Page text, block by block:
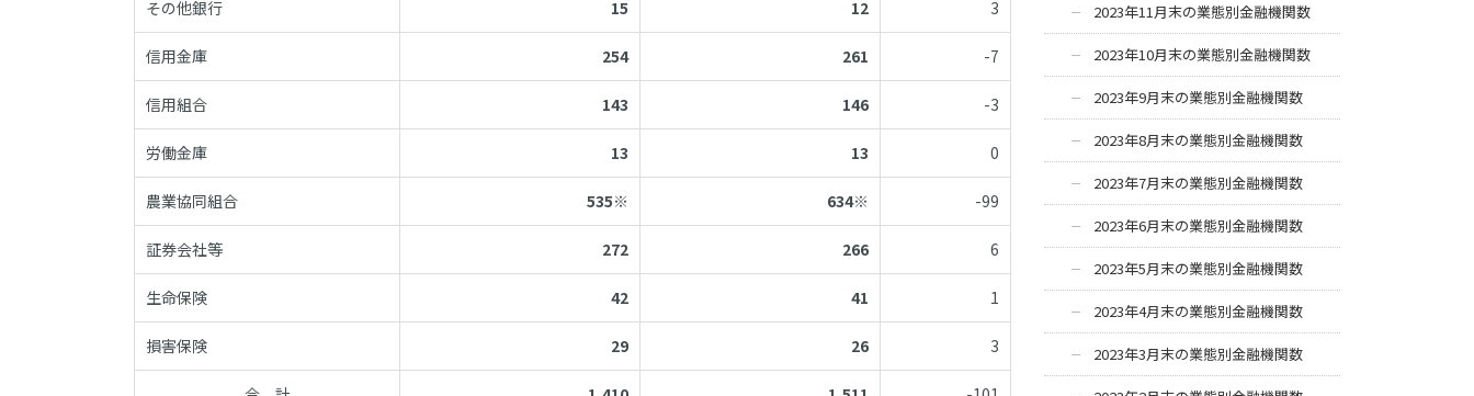
その他銀行 15 12 3
信用金庫 254 261 -7
信用組合 143 146 -3
労働金庫 13 13 0
農業協同組合 535※ 634※ -99
証券会社等 272 266 6
生命保険 42 41 1
損害保険 29 26 3
2023年11月末の業態別金融機関数
2023年10月末の業態別金融機関数
2023年9月末の業態別金融機関数
2023年8月末の業態別金融機関数
2023年7月末の業態別金融機関数
2023年6月末の業態別金融機関数
2023年5月末の業態別金融機関数
2023年4月末の業態別金融機関数
2023年3月末の業態別金融機関数